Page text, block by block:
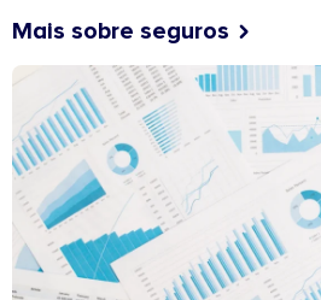
Mais sobre seguros